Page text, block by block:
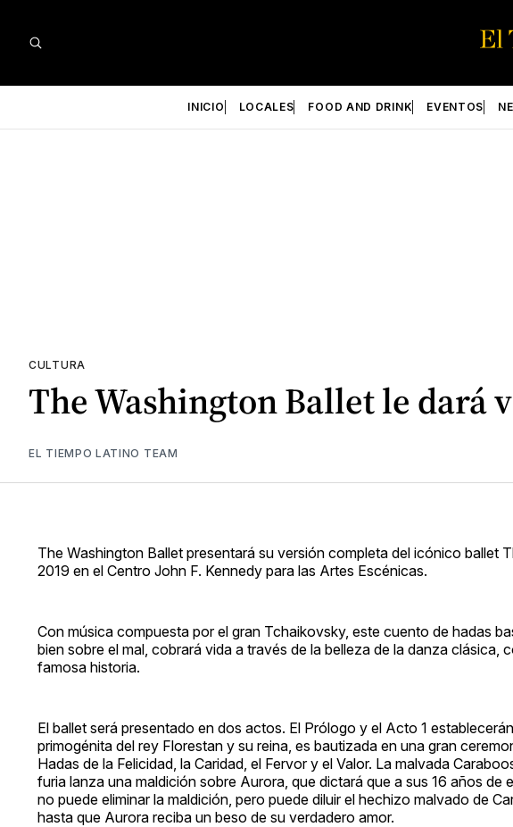
INICIO LOCALES FOOD AND DRINK EVENTOS
CULTURA
The Washington Ballet le dará
EL TIEMPO LATINO TEAM
The Washington Ballet presentará su versión completa del icónico ballet
2019 en el Centro John F. Kennedy para las Artes Escénicas.
Con música compuesta por el gran Tchaikovsky, este cuento de hadas
bien sobre el mal, cobrará vida a través de la belleza de la danza
famosa historia.
El ballet será presentado en dos actos. El Prólogo y el Acto 1
primogénita del rey Florestan y su reina, es bautizada en una gran
Hadas de la Felicidad, la Caridad, el Fervor y el Valor. La malvada
furia lanza una maldición sobre Aurora, que dictará que a sus 16 años
no puede eliminar la maldición, pero puede diluir el hechizo malvado de
hasta que Aurora reciba un beso de su verdadero amor.